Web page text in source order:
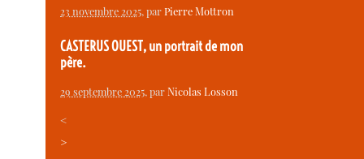
23 novembre 2025, parPierre Mottron
CASTERUS OUEST, un portrait de mon
père.
29 septembre 2025, parNicolas Losson
<
>